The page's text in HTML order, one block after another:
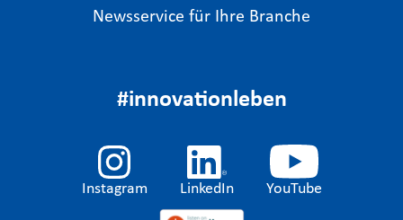
Newsservice für Ihre Branche
#innovationleben
Instagram LinkedIn YouTube